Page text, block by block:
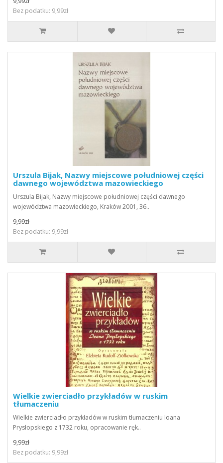
Bez podatku: 9,99zł
Urszula Bijak, Nazwy miejscowe południowej części
dawnego województwa mazowieckiego
Urszula Bijak, Nazwy miejscowe południowej części dawnego
województwa mazowieckiego, Kraków 2001, 36..
9,99zł
Bez podatku: 9,99zł
Wielkie zwierciadło przykładów w ruskim
tłumaczeniu
Wielkie zwierciadło przykładów w ruskim tłumaczeniu Ioana
Prysłopskiego z 1732 roku, opracowanie ręk..
9,99zł
Bez podatku: 9,99zł